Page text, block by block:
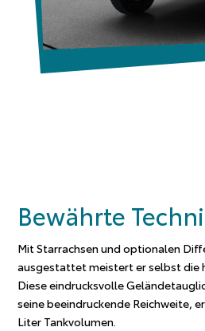
Bewährte
Mit Starrachsen und optionalen
ausgestattet meistert er selbst die
Diese eindrucksvolle
seine beeindruckende Reichweite,
Liter Tankvolumen.